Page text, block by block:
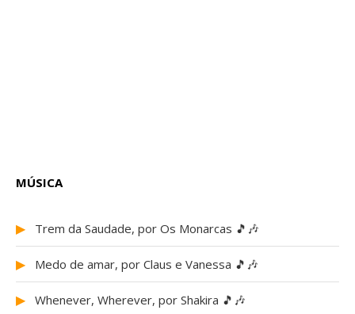
MÚSICA
▶ Trem da Saudade, por Os Monarcas 🎵🎶
▶ Medo de amar, por Claus e Vanessa 🎵🎶
▶ Whenever, Wherever, por Shakira 🎵🎶